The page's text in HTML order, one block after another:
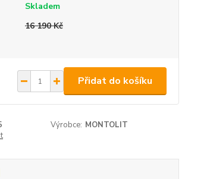
Skladem
16 190 Kč
Přidat do košíku
Výrobce: MONTOLIT